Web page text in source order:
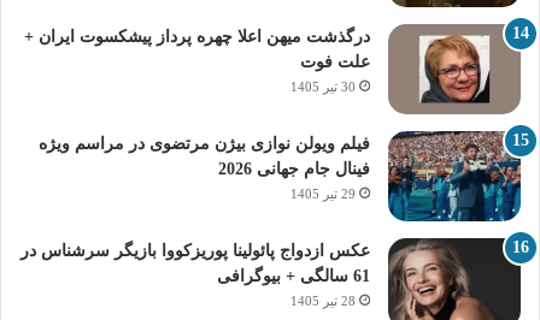
درگذشت میهن اعلا چهره پرداز پیشکسوت ایران +
علت فوت
30 تیر 1405
فیلم ویولن نوازی بیژن مرتضوی در مراسم ویژه
فینال جام جهانی 2026
29 تیر 1405
عکس ازدواج پائولینا پوریزکووا بازیگر سرشناس در
61 سالگی + بیوگرافی
28 تیر 1405